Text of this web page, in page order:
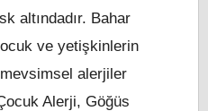
altındadır. Bahar
ve yetişkinlerin
alerjiler
Alerji, Göğüs